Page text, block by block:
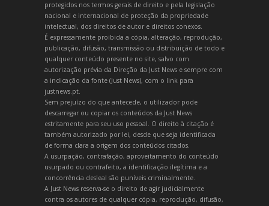
protegidos nos termos gerais de direito e pela legislação
nacional e internacional de proteção da propriedade
intelectual, dos direitos de autor e direitos conexos.
É expressamente proibida a cópia, alteração, reprodução,
publicação, difusão, transmissão ou distribuição de todo e
qualquer conteúdo presente no site, salvo com
autorização prévia da Direção da Just News e sempre com
a indicação da fonte (Just News), com o link para
justnews.pt.
Sem prejuízo do que antecede, o utilizador pode
descarregar ou copiar os conteúdos da Just News
estritamente para seu uso pessoal. O direito à citação é
também autorizado por lei, desde que seja identificada
de forma clara a origem dos conteúdos citados.
A usurpação, contrafação, aproveitamento do conteúdo
usurpado ou contrafeito, a identificação ilegítima e a
concorrência desleal são puníveis criminalmente.
A Just News reserva-se o direito de agir judicialmente
contra os autores de qualquer cópia, reprodução, difusão,